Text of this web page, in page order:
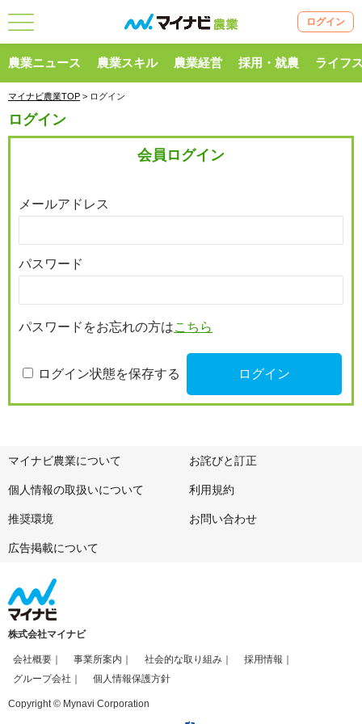
ログイン
農業ニュース 農業スキル 農業経営 採用・就農 ライフ
マイナビ農業TOP > ログイン
ログイン
会員ログイン
メールアドレス
パスワード
パスワードをお忘れの方はこちら
ログイン状態を保存する
マイナビ農業について お詫びと訂正
個人情報の取扱いについて 利用規約
推奨環境 お問い合わせ
広告掲載について
株式会社マイナビ
会社概要 事業所案内 社会的な取り組み
採用情報
グループ会社
個人情報保護方針
Copyright © Mynavi Corporation